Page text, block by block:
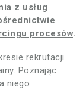
z usług
procesów.
rekrutacji
Poznając
niego